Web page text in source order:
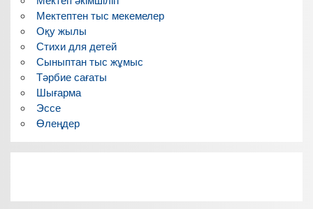
Мектептен тыс мекемелер
Оқу жылы
Стихи для детей
Сыныптан тыс жұмыс
Тәрбие сағаты
Шығарма
Эссе
Өлеңдер